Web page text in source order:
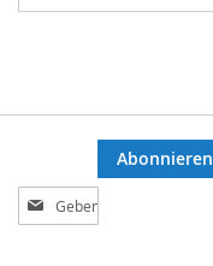
Melden
Sie
Abonnieren